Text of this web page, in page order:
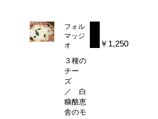
フォル
マッジ
オ
３種の
チー
ズ
／ 白
糠酪恵
舎のモ
￥1,250